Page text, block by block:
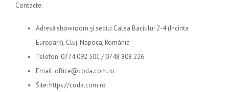
Contacte:
Adresă showroom și sediu: Calea Baciului 2-4 (Incinta
Europark), Cluj-Napoca, România
Telefon: 0774 092 501 / 0748 808 226
Email: office@coda.com.ro
Site: https://coda.com.ro